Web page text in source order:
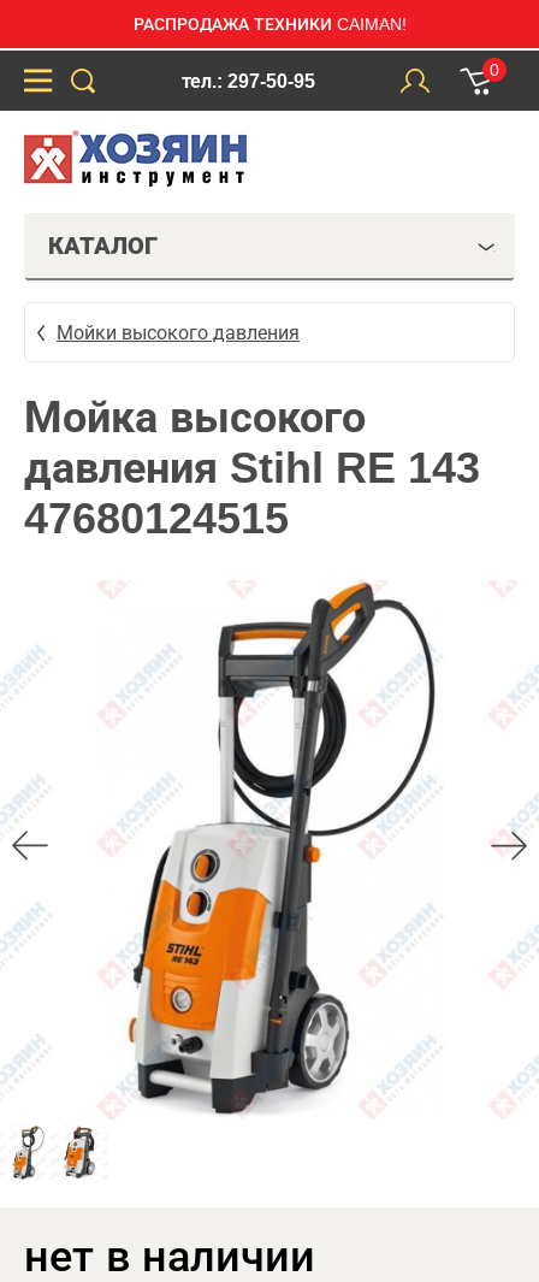
РАСПРОДАЖА ТЕХНИКИ CAIMAN!
тел.: 297-50-95
0
КАТАЛОГ
Мойки высокого давления
Мойка высокого
давления Stihl RE 143
47680124515
нет в наличии